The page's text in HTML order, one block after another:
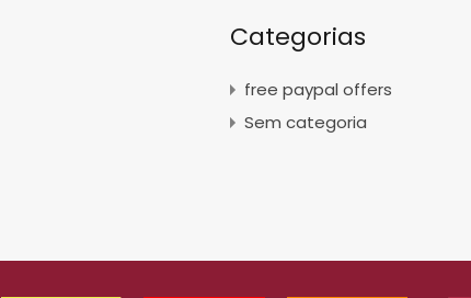
Categorias
free paypal offers
Sem categoria